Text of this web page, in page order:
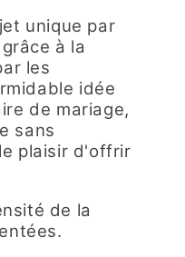
unique par
à la
les
idée
de mariage,
sans
plaisir d'offrir
de la